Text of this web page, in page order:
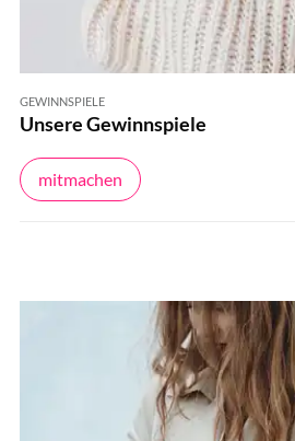
GEWINNSPIELE
Unsere Gewinnspiele
mitmachen